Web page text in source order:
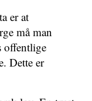
er at
må man
offentlige
Dette er